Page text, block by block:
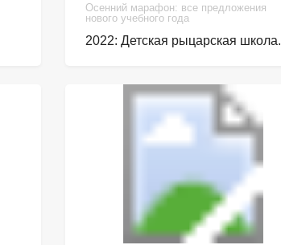
Осенний марафон: все предложения
нового учебного года
2022: Детская рыцарская школа.